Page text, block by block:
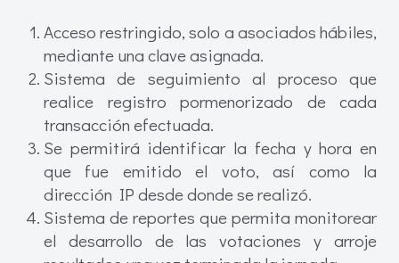
Acceso restringido, solo a asociados hábiles,
mediante una clave asignada.
Sistema de seguimiento al proceso que
realice registro pormenorizado de cada
transacción efectuada.
Se permitirá identificar la fecha y hora en
que fue emitido el voto, así como la
dirección IP desde donde se realizó.
Sistema de reportes que permita monitorear
el desarrollo de las votaciones y arroje